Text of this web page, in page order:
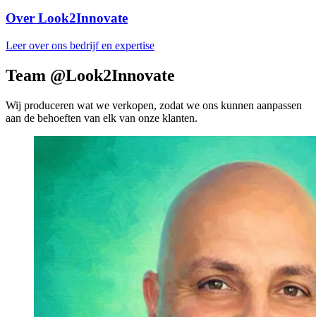
Over Look2Innovate
Leer over ons bedrijf en expertise
Team @Look2Innovate
Wij produceren wat we verkopen, zodat we ons kunnen aanpassen
aan de behoeften van elk van onze klanten.